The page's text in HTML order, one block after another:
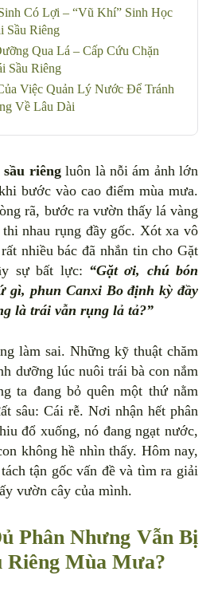
Có Lợi – “Vũ Khí” Sinh Học
Sầu Riêng
Qua Lá – Cấp Cứu Chặn
Sầu Riêng
Việc Quản Lý Nước Để Tránh
Về Lâu Dài
riêngluôn là nỗi ám ảnh lớn
bước vào cao điểm mùa mưa.
rã, bước ra vườn thấy lá vàng
nhau rụng đầy gốc. Xót xa vô
nhiều bác đã nhắn tin cho Gặt
sự bất lực: “Gặt ơi, chú bón
gì, phun Canxi Bo định kỳ đầy
là trái vẫn rụng lả tả?”
làm sai. Những kỹ thuật chăm
dưỡng lúc nuôi trái bà con nắm
ta đang bỏ quên một thứ nằm
sâu: Cái rễ. Nơi nhận hết phân
đổ xuống, nó đang ngạt nước,
không hề nhìn thấy. Hôm nay,
tận gốc vấn đề và tìm ra giải
vườn cây của mình.
Phân Nhưng Vẫn Bị
Riêng Mùa Mưa?